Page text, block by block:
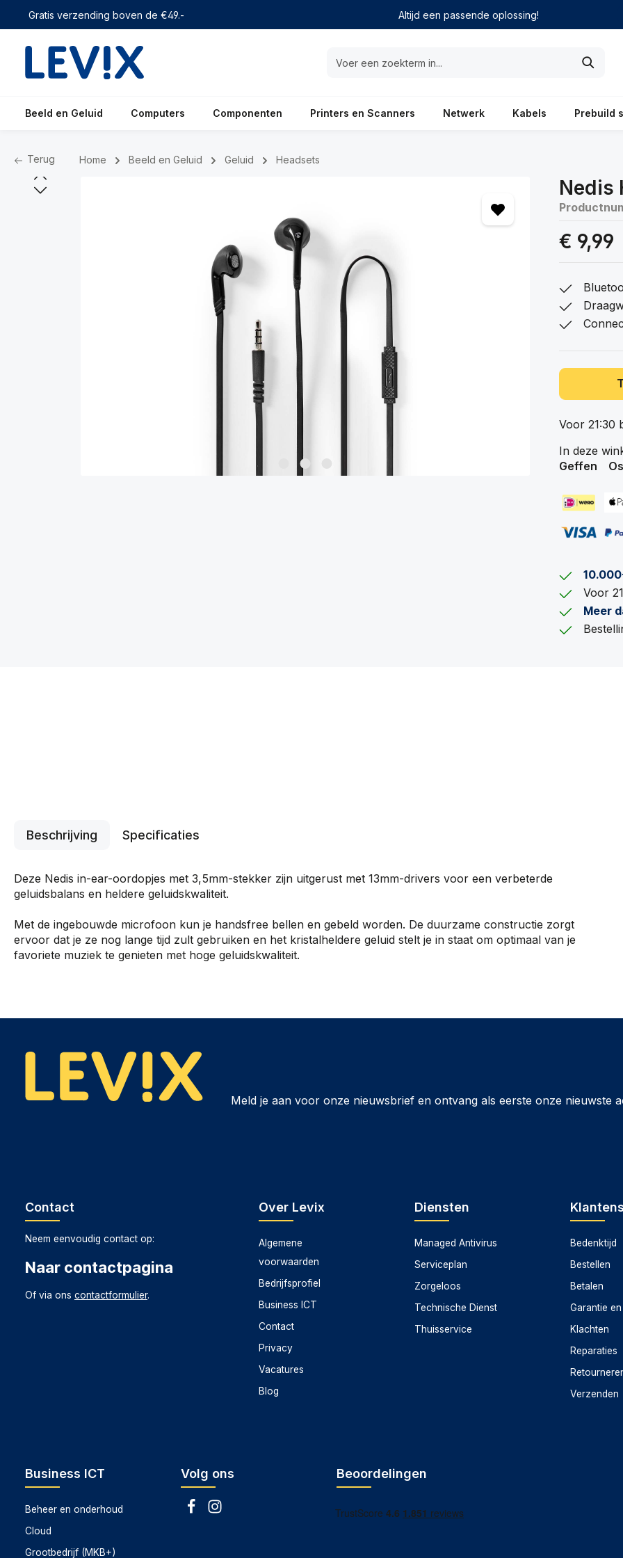
Ga naar de hoofdnavigatie
Gratis verzending boven de €49.- Altijd een passende oplossing!
Beeld en Geluid Computers Componenten Printers en Scanners Netwerk Kabels Prebuild
Terug Home Beeld en Geluid Geluid Headsets
Nedis
€ 9,99
Voor 21:30
In deze
Geffen
Voor
Meer
Beschrijving Specificaties
Deze Nedis in-ear-oordopjes met 3,5mm-stekker zijn uitgerust met 13mm-drivers voor een verbeterde
geluidsbalans en heldere geluidskwaliteit.
Met de ingebouwde microfoon kun je handsfree bellen en gebeld worden. De duurzame constructie zorgt
ervoor dat je ze nog lange tijd zult gebruiken en het kristalheldere geluid stelt je in staat om optimaal van je
favoriete muziek te genieten met hoge geluidskwaliteit.
Meld je aan voor onze nieuwsbrief en ontvang als eerste onze nieuwste
Volg ons
Contact
Neem eenvoudig contact op:
Naar contactpagina
Of via ons contactformulier.
Over Levix
Algemene
voorwaarden
Bedrijfsprofiel
Business ICT
Contact
Privacy
Vacatures
Blog
Diensten
Managed Antivirus
Serviceplan
Zorgeloos
Technische Dienst
Thuisservice
Bedenktijd
Bestellen
Betalen
Garantie
Klachten
Reparaties
Verzenden
Business ICT
Beheer en onderhoud
Cloud
Grootbedrijf (MKB+)
Beoordelingen